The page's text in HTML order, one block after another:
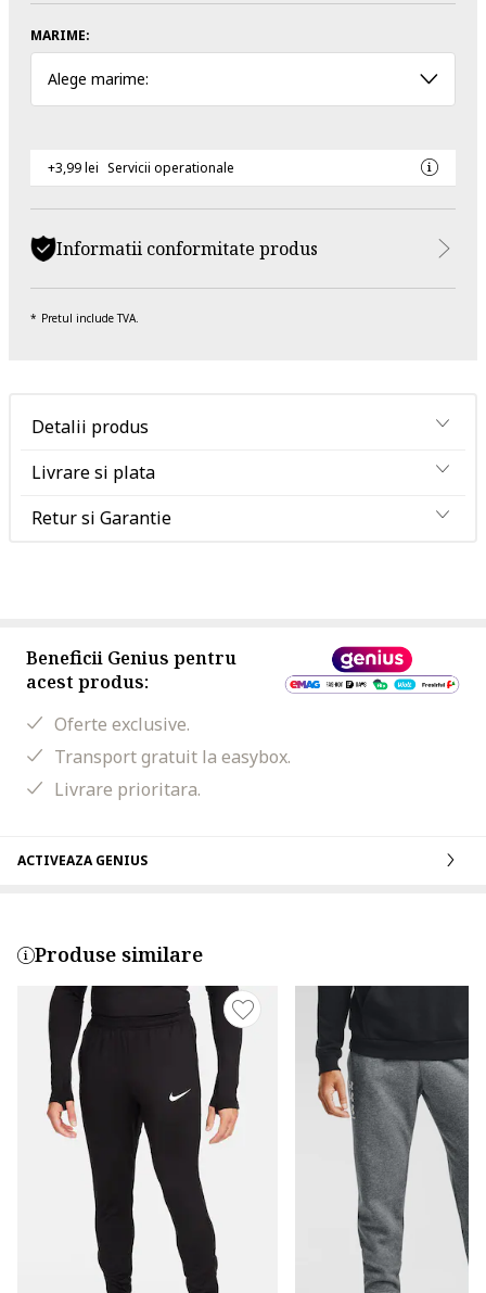
MARIME:
Alege marime:
+3,99 lei Servicii operationale
Informatii conformitate produs
Pretul include TVA.
Detalii produs
Livrare si plata
Retur si Garantie
Beneficii Genius pentru
acest produs:
Oferte exclusive.
Transport gratuit la easybox.
Livrare prioritara.
ACTIVEAZA GENIUS
Produse similare